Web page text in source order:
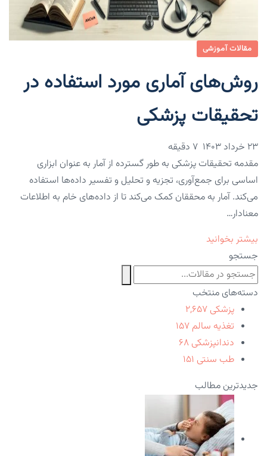
مقالات آموزشی
روش‌های آماری مورد استفاده در
تحقیقات پزشکی
۲۳ خرداد ۱۴۰۳
مقدمه تحقیقات پزشکی به طور گسترده از آمار به عنوان ابزاری
اساسی برای جمع‌آوری، تجزیه و تحلیل و تفسیر داده‌ها استفاده
می‌کند. آمار به محققان کمک می‌کند تا از داده‌های خام به اطلاعات
معنادار…
بیشتر بخوانید
جستجو
دسته‌های منتخب
پزشکی ۲,۶۵۷
تغذیه سالم ۱۵۷
دندانپزشکی ۶۸
طب سنتی ۱۵۱
جدیدترین مطالب